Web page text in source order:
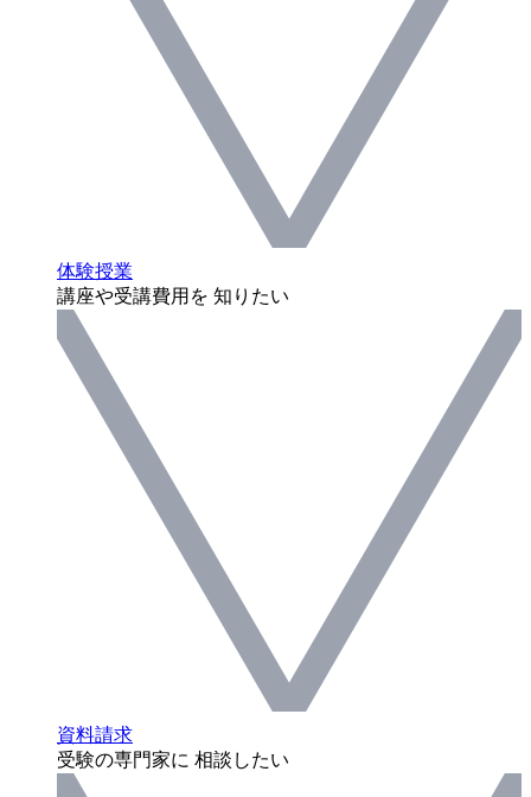
体験授業
講座や受講費用を 知りたい
資料請求
受験の専門家に 相談したい